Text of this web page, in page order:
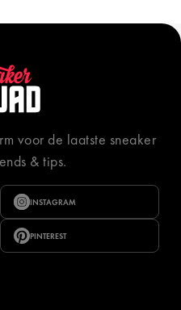
voor de laatste sneaker
& tips.
INSTAGRAM
PINTEREST